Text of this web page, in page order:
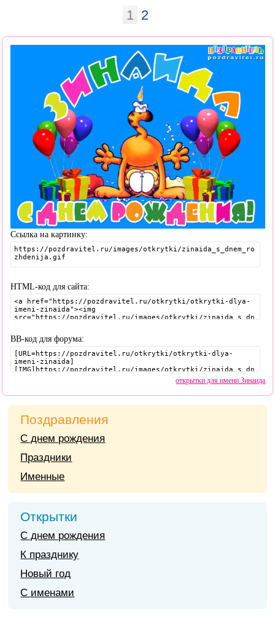
1 2
Ссылка на картинку:
HTML-код для сайта:
BB-код для форума:
открытки для имени Зинаида
Поздравления
С днем рождения
Праздники
Именные
Открытки
С днем рождения
К празднику
Новый год
С именами